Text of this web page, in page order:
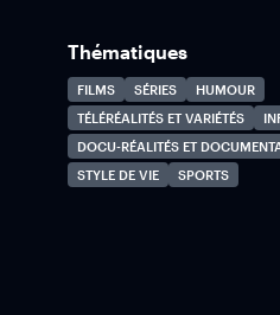
Thématiques
FILMS SÉRIES
HUMOUR
TÉLÉRÉALITÉS ET VARIÉTÉS
DOCU-RÉALITÉS ET
STYLE DE VIE
SPORTS